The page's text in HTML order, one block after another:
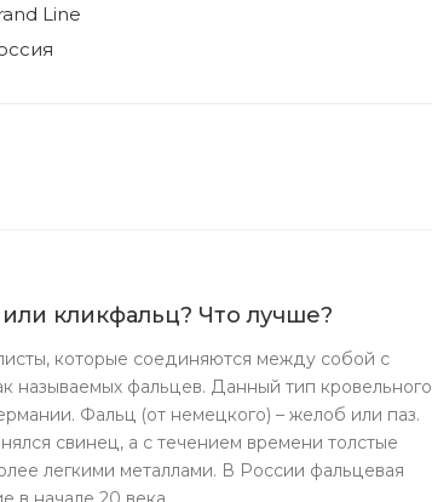
Line
кликфальц? Что лучше?
которые соединяются между собой с
называемых фальцев. Данный тип кровельного
Фальц (от немецкого) – желоб или паз.
свинец, а с течением времени толстые
легкими металлами. В России фальцевая